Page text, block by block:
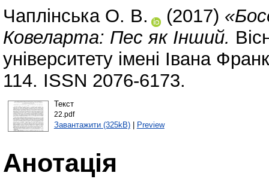
Чаплінська О. В. (2017)
Ковеларта: Пес як Інший.
університету імені Івана
114. ISSN 2076-6173.
Текст
22.pdf
Завантажити (325kB)| Preview
Анотація